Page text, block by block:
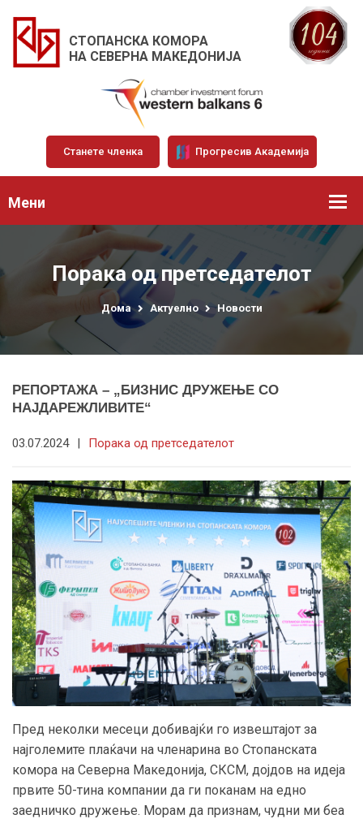
СТОПАНСКА КОМОРА
НА СЕВЕРНА МАКЕДОНИЈА
Станете членка Прогресив Академија
Мени
Порака од претседателот
Дома Актуелно Новости
РЕПОРТАЖА – „БИЗНИС ДРУЖЕЊЕ СО
НАЈДАРЕЖЛИВИТЕ“
03.07.2024 | Порака од претседателот
Пред неколки месеци добивајќи го извештајот за
најголемите плаќачи на членарина во Стопанската
комора на Северна Македонија, СКСМ, дојдов на идеја
првите 50-тина компании да ги поканам на едно
заедничко дружење. Морам да признам, чудни ми беа